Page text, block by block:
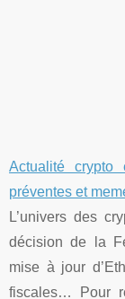
Actualité crypto
préventes et
L’univers des
décision de la
mise à jour
fiscales… Pour